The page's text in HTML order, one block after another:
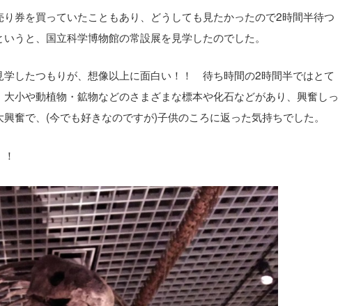
券を買っていたこともあり、どうしても見たかったので2時間半待つ
うと、国立科学博物館の常設展を見学したのでした。
したつもりが、想像以上に面白い！！ 待ち時間の2時間半ではとて
小や動植物・鉱物などのさまざまな標本や化石などがあり、興奮しっ
奮で、(今でも好きなのですが)子供のころに返った気持ちでした。